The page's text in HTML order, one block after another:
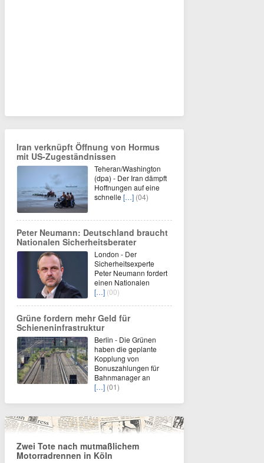
Iran verknüpft Öffnung von Hormus
mit US-Zugeständnissen
Teheran/Washington
(dpa) - Der Iran dämpft
Hoffnungen auf eine
schnelle […] (04)
Peter Neumann: Deutschland braucht
Nationalen Sicherheitsberater
London - Der
Sicherheitsexperte
Peter Neumann fordert
einen Nationalen
[…] (00)
Grüne fordern mehr Geld für
Schieneninfrastruktur
Berlin - Die Grünen
haben die geplante
Kopplung von
Bonuszahlungen für
Bahnmanager an
[…] (01)
Zwei Tote nach mutmaßlichem
Motorradrennen in Köln